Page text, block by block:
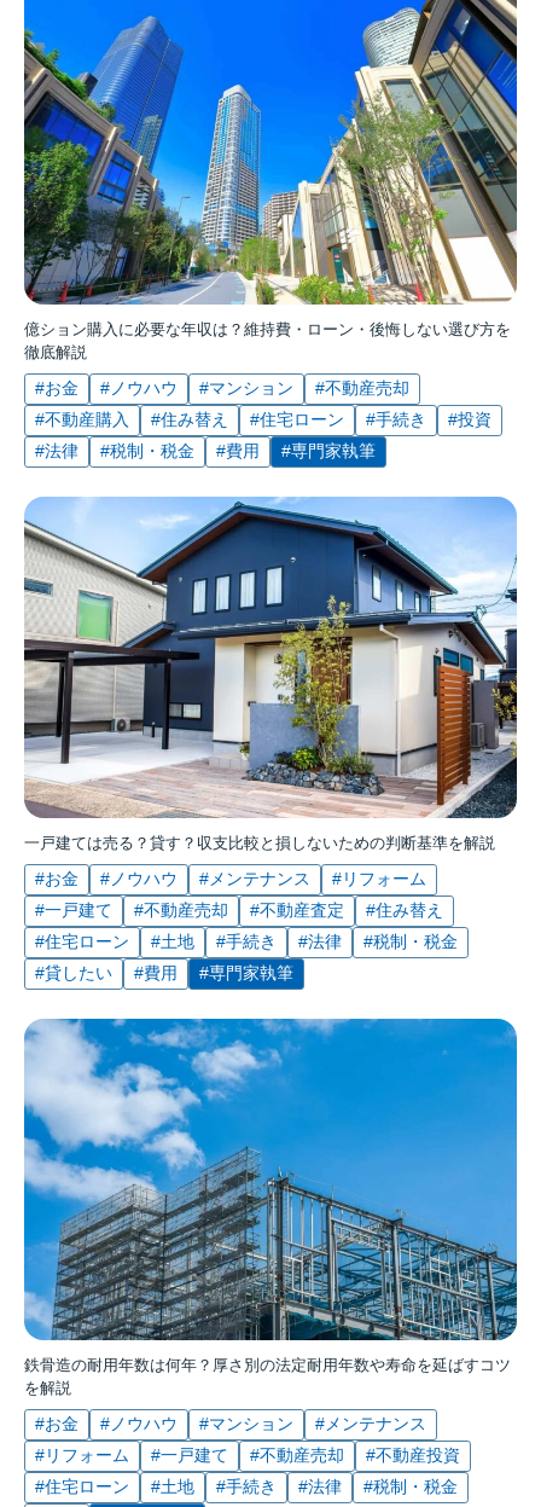
億ション購入に必要な年収は？維持費・ローン・後悔しない選び方を
徹底解説
#お金 #ノウハウ #マンション
#不動産売却
#不動産購入
#住み替え #住宅ローン #手続き
#投資
#法律
#税制・税金 #費用 #専門家執筆
一戸建ては売る？貸す？収支比較と損しないための判断基準を解説
#お金 #ノウハウ #メンテナンス
#リフォーム
#一戸建て
#不動産売却 #不動産査定
#住み替え
#住宅ローン
#土地 #手続き #法律
#税制・税金
#貸したい
#費用 #専門家執筆
鉄骨造の耐用年数は何年？厚さ別の法定耐用年数や寿命を延ばすコツ
を解説
#お金 #ノウハウ #マンション
#メンテナンス
#リフォーム
#一戸建て #不動産売却
#不動産投資
#住宅ローン
#土地 #手続き #法律
#税制・税金